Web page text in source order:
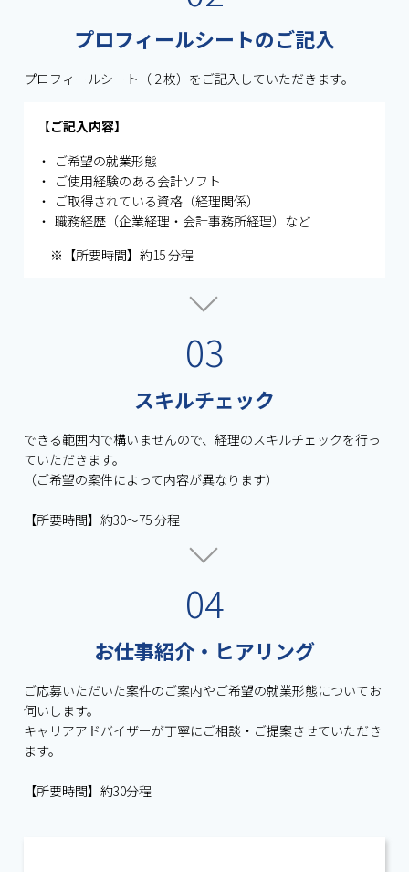
プロフィールシートのご記⼊
プロフィールシート（ 2 枚）をご記⼊していただきます。
【ご記入内容】
ご希望の就業形態
ご使⽤経験のある会計ソフト
ご取得されている資格（経理関係）
職務経歴（企業経理・会計事務所経理）など
※【所要時間】約15 分程
03
スキルチェック
できる範囲内で構いませんので、経理のスキルチェックを⾏っ
ていただきます。
（ご希望の案件によって内容が異なります）
【所要時間】約30〜75 分程
04
お仕事紹介・ヒアリング
ご応募いただいた案件のご案内やご希望の就業形態についてお
伺いします。
キャリアアドバイザーが丁寧にご相談・ご提案させていただき
ます。
【所要時間】約30分程